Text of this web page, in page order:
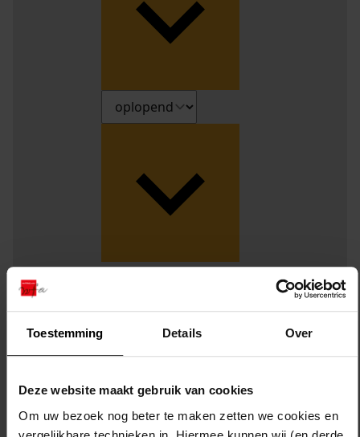
Toestemming Details Over
Deze website maakt gebruik van cookies
Om uw bezoek nog beter te maken zetten we cookies en
Weergave:
1
...